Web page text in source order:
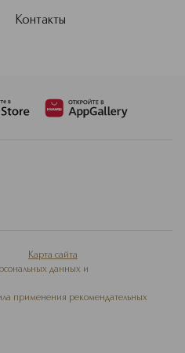
без фтора, которые при
доказанную
людей заботиться о
зубов и улучшать качество
Контакты
Карта сайта
данных и
применения рекомендательных